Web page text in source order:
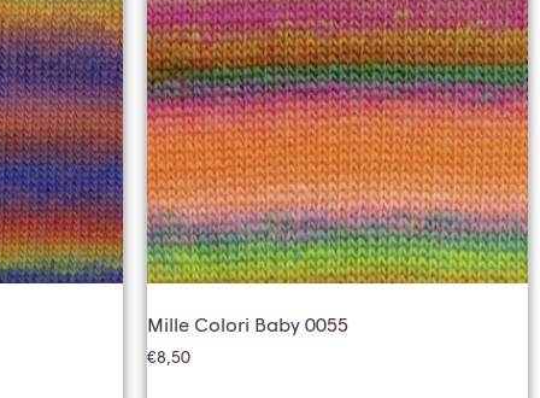
Mille Colori Baby 0055
€8,50